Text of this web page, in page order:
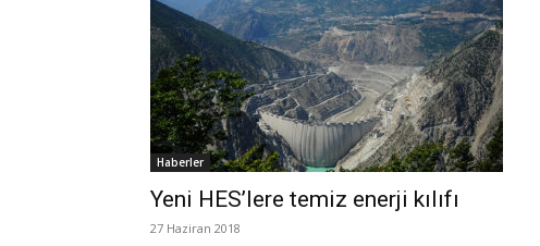
Haberler
Yeni HES’lere temiz enerji kılıfı
27 Haziran 2018